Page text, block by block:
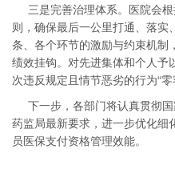
三是完善治理体系。医院会根
则，确保最后一公里打通、落
条、各个环节的激励与约束机制
绩效挂钩。对先进集体和个人予
次违反规定且情节恶劣的行为“零
下一步，各部门将认真贯彻国
药监局最新要求，进一步优化细
员医保支付资格管理效能。